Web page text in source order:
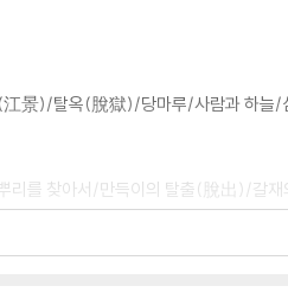
景)/탈옥(脫獄)/당마루/사람과 하
를 찾아서/만득이의 탈출(脫出)/갈